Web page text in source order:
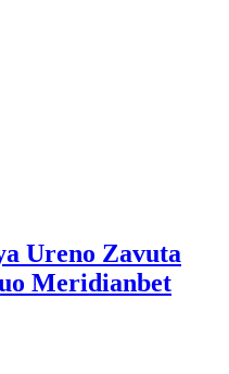
Ureno Zavuta
Meridianbet